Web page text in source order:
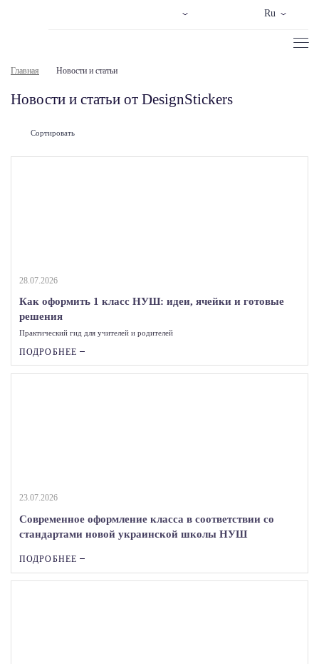
Ru
Главная Новости и статьи
Новости и статьи от DesignStickers
28.07.2026
Как оформить 1 класс НУШ: идеи, ячейки и готовые
решения
Практический гид для учителей и родителей
ПОДРОБНЕЕ
23.07.2026
Современное оформление класса в соответствии со
стандартами новой украинской школы НУШ
ПОДРОБНЕЕ
Сортировать